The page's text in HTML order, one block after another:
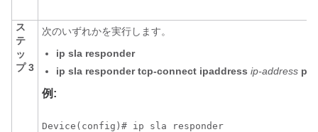
ス
テ
ッ
プ 3
次のいずれかを実行します。
ip sla responder
ip sla respondertcp-connect ipaddress ip-address
例:
Device(config)# ip sla responder